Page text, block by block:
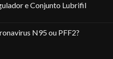
e Conjunto Lubrifil
N95 ou PFF2?